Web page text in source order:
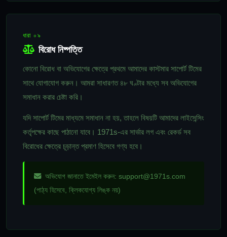
ধারা ০৯
বিরোধ নিষ্পত্তি
কোনো বিরোধ বা অভিযোগের ক্ষেত্রে প্রথমে আমাদের কাস্টমার সাপোর্ট টিমের
সাথে যোগাযোগ করুন। আমরা সাধারণত ৪৮ ঘণ্টার মধ্যে সব অভিযোগের
সমাধান করার চেষ্টা করি।
যদি সাপোর্ট টিমের মাধ্যমে সমাধান না হয়, তাহলে বিষয়টি আমাদের লাইসেন্সিং
কর্তৃপক্ষের কাছে পাঠানো যাবে। 1971s-এর সার্ভার লগ এবং রেকর্ড সব
বিরোধের ক্ষেত্রে চূড়ান্ত প্রমাণ হিসেবে গণ্য হবে।
অভিযোগ জানাতে ইমেইল করুন:support@1971s.com
(পাঠ্য হিসেবে, ক্লিকযোগ্য লিঙ্ক নয়)